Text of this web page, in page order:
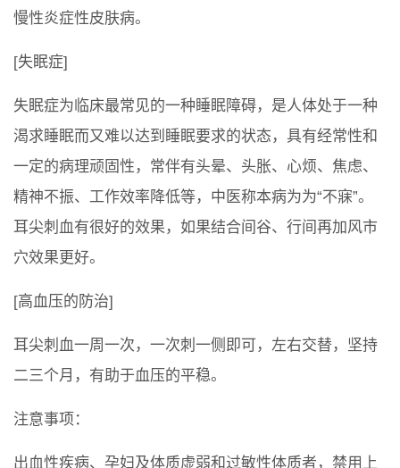
慢性炎症性皮肤病。
[失眠症]
失眠症为临床最常见的一种睡眠障碍，是人体处于一种
渴求睡眠而又难以达到睡眠要求的状态，具有经常性和
一定的病理顽固性，常伴有头晕、头胀、心烦、焦虑、
精神不振、工作效率降低等，中医称本病为为“不寐”。
耳尖刺血有很好的效果，如果结合间谷、行间再加风市
穴效果更好。
[高血压的防治]
耳尖刺血一周一次，一次刺一侧即可，左右交替，坚持
二三个月，有助于血压的平稳。
注意事项：
出血性疾病、孕妇及体质虚弱和过敏性体质者，禁用上